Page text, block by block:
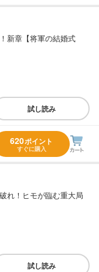
新章【将軍の結婚式
試し読み
620ポイント
すぐに購入
れ！ヒモが臨む重大局
試し読み